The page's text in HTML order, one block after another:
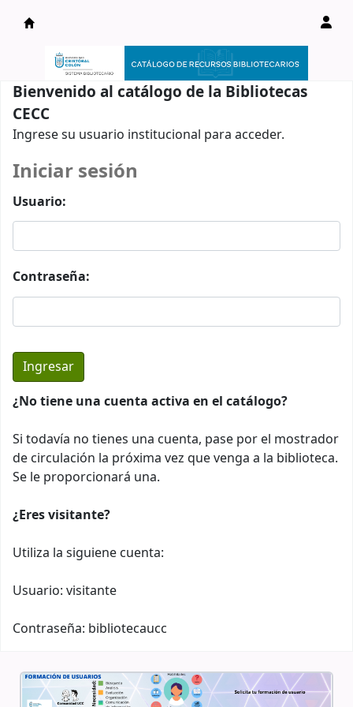
Catálogo en línea
Bienvenido al catálogo de la Bibliotecas
CECC
Ingrese su usuario institucional para acceder.
Iniciar sesión
Usuario:
Contraseña:
¿No tiene una cuenta activa en el catálogo?
Si todavía no tienes una cuenta, pase por el mostrador
de circulación la próxima vez que venga a la biblioteca.
Se le proporcionará una.
¿Eres visitante?
Utiliza la siguiene cuenta:
Usuario: visitante
Contraseña: bibliotecaucc